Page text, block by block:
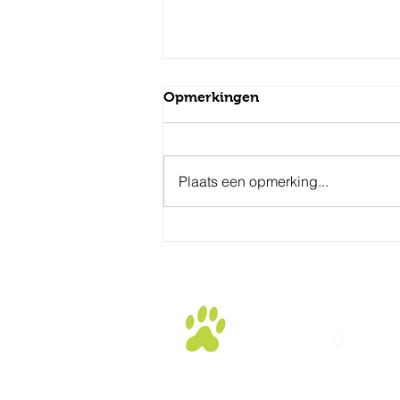
Opmerkingen
Plaats een opmerking...